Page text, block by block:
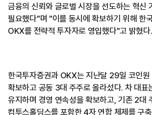
금융의 신뢰와 글로벌 시장을 선도하는 혁신
필요했다"며 "이를 동시에 확보하기 위해 한
OKX를 전략적 투자자로 영입했다"고 밝혔다.
한국투자증권과 OKX는 지난달 29일 코인
확보하고 공동 3대 주주로 올라섰다. 차 대
유지하며 경영 연속성을 확보하고, 기존 2대
컴투스홀딩스를 포함한 4자 연합 체제를 구